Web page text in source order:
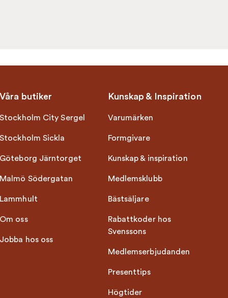
Våra butiker
Stockholm City Sergel
Stockholm Sickla
Göteborg Järntorget
Malmö Södergatan
Lammhult
Om oss
Jobba hos oss
Kunskap & Inspiration
Varumärken
Formgivare
Kunskap & inspiration
Medlemsklubb
Bästsäljare
Rabattkoder hos
Svenssons
Medlemserbjudanden
Presenttips
Högtider